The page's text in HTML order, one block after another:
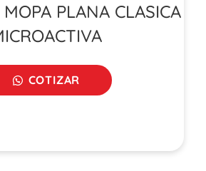
PLANA CLASICA
COTIZAR